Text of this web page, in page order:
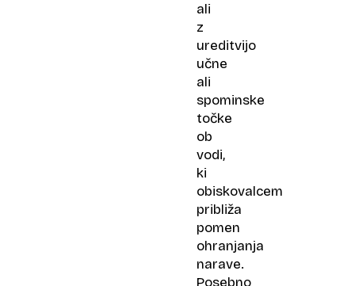
ali
z
ureditvijo
učne
ali
spominske
točke
ob
vodi,
ki
obiskovalcem
približa
pomen
ohranjanja
narave.
Posebno